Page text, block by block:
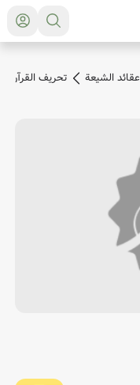
عقائد الشيعة تحريف القرآن